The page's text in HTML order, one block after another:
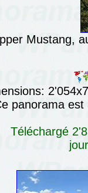
Mustang,
panorama est
Téléchargé